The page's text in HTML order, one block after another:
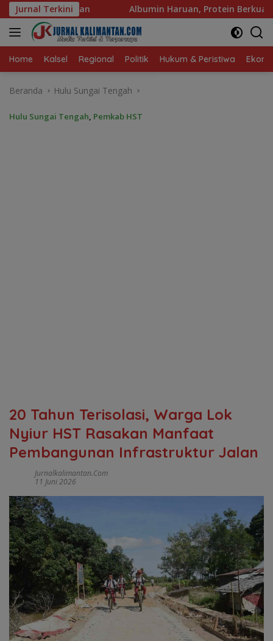
Langsung
ke
konten
Jurnal Terkini
Albumin Haruan, Protein Berkualitas untuk Hidup Sehat
Home Kalsel Regional Politik Hukum & Peristiwa
Beranda Hulu Sungai Tengah
Hulu Sungai Tengah, Pemkab HST
20 Tahun Terisolasi, Warga Lok
Nyiur HST Rasakan Manfaat
Pembangunan Infrastruktur Jalan
Jurnalkalimantan.com
11 Juni 2026